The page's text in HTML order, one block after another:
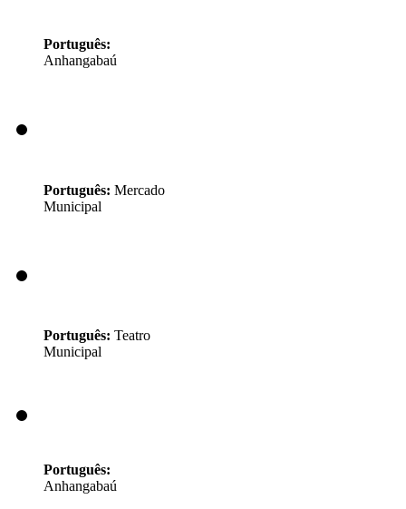
Português:
Anhangabaú
Português: Mercado
Municipal
Português: Teatro
Municipal
Português:
Anhangabaú